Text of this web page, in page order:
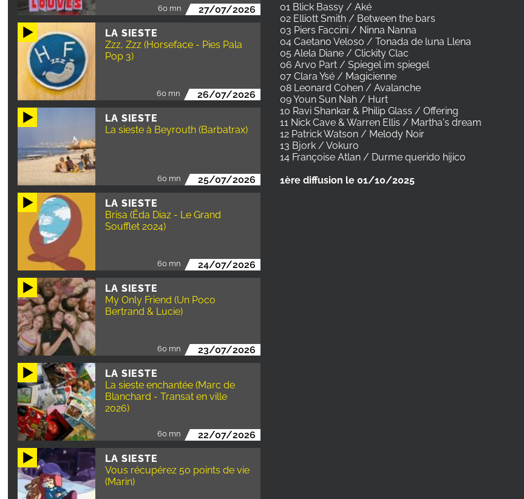
60 mn 27/07/2026
LA SIESTE
Zzz, Zzz (Horseface - Pies Pala
Pop 3)
60 mn 26/07/2026
LA SIESTE
La sieste à Beyrouth (Barbatrax)
60 mn 25/07/2026
LA SIESTE
Brisa (Ëda Diaz - Le Grand
Soufflet 2024)
60 mn 24/07/2026
LA SIESTE
My Only Friend (Un Poco
Bertrand & Lucie)
60 mn 23/07/2026
LA SIESTE
La sieste enchantée (Marc de
Blanchard - Transat en ville
2026)
60 mn 22/07/2026
LA SIESTE
Vous récupérez 50 points de vie
(Marin)
01 Blick Bassy / Aké
02 Elliott Smith / Between the bars
03 Piers Faccini / Ninna Nanna
04 Caetano Veloso / Tonada de luna Llena
05 Alela Diane / Clickity Clac
06 Arvo Part / Spiegel im spiegel
07 Clara Ysé / Magicienne
08 Leonard Cohen / Avalanche
09 Youn Sun Nah / Hurt
10 Ravi Shankar & Philip Glass / Offering
11 Nick Cave & Warren Ellis / Martha's dream
12 Patrick Watson / Melody Noir
13 Bjork / Vokuro
14 Françoise Atlan / Durme querido hijico
1ère diffusion le 01/10/2025